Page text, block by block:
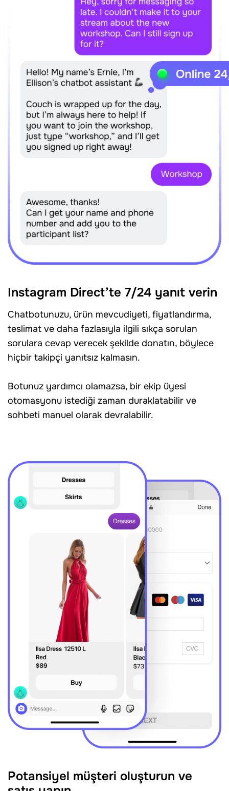
Instagram Direct’te 7/24 yanıt verin
Chatbotunuzu, ürün mevcudiyeti, fiyatlandırma,
teslimat ve daha fazlasıyla ilgili sıkça sorulan
sorulara cevap verecek şekilde donatın, böylece
hiçbir takipçi yanıtsız kalmasın.
Botunuz yardımcı olamazsa, bir ekip üyesi
otomasyonu istediği zaman duraklatabilir ve
sohbeti manuel olarak devralabilir.
Potansiyel müşteri oluşturun ve